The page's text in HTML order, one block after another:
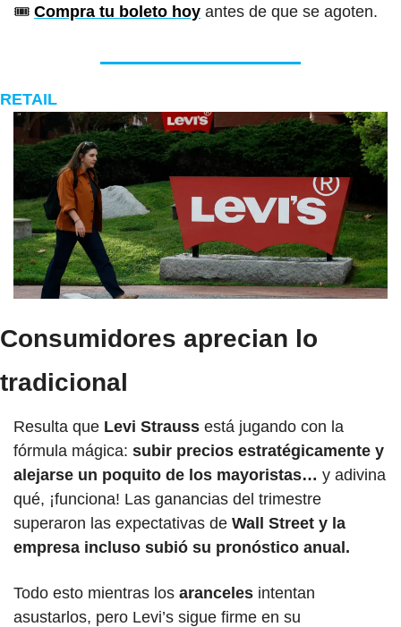
🎟️ Compra tu boleto hoy antes de que se agoten.
RETAIL
Consumidores aprecian lo
tradicional
Resulta que Levi Strauss está jugando con la
fórmula mágica: subir precios estratégicamente y
alejarse un poquito de los mayoristas… y adivina
qué, ¡funciona! Las ganancias del trimestre
superaron las expectativas de Wall Street y la
empresa incluso subió su pronóstico anual.
Todo esto mientras los aranceles intentan
asustarlos, pero Levi’s sigue firme en su